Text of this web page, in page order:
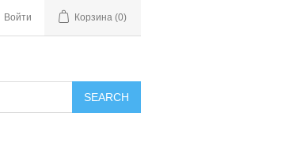
Войти Корзина (0)